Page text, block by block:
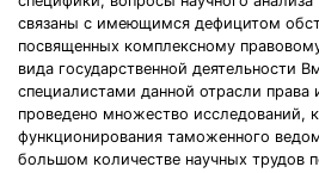
связаны с имеющимся дефицитом
посвященных комплексному
вида государственной деятельности
специалистами данной отрасли права
проведено множество исследований,
функционирования таможенного
большом количестве научных трудов